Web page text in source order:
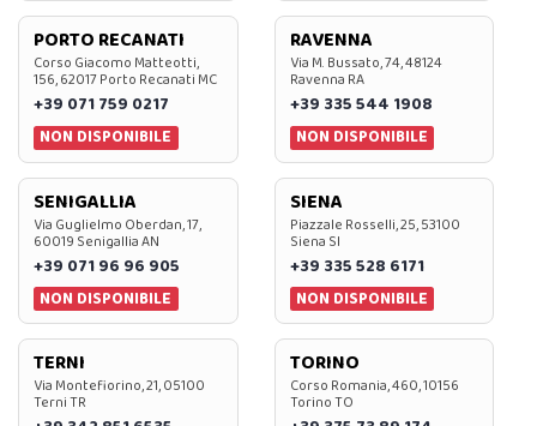
PORTO RECANATI
Corso Giacomo Matteotti,
156, 62017 Porto Recanati MC
+39 071 759 0217
NON DISPONIBILE
RAVENNA
Via M. Bussato, 74, 48124
Ravenna RA
+39 335 544 1908
NON DISPONIBILE
SENIGALLIA
Via Guglielmo Oberdan, 17,
60019 Senigallia AN
+39 071 96 96 905
NON DISPONIBILE
SIENA
Piazzale Rosselli, 25, 53100
Siena SI
+39 335 528 6171
NON DISPONIBILE
TERNI
Via Montefiorino, 21, 05100
Terni TR
TORINO
Corso Romania, 460, 10156
Torino TO